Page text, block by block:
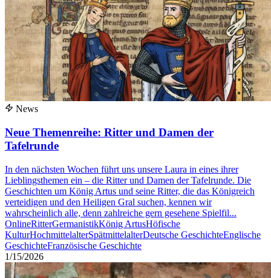
News
Neue Themenreihe: Ritter und Damen der
Tafelrunde
In den nächsten Wochen führt uns unsere Laura in eines ihrer
Lieblingsthemen ein – die Ritter und Damen der Tafelrunde. Die
Geschichten um König Artus und seine Ritter, die das Königreich
verteidigen und den Heiligen Gral suchen, kennen wir
wahrscheinlich alle, denn zahlreiche gern gesehene Spielfil...
OnlineRitterGermanistikKönig ArtusHöfische
KulturHochmittelalterSpätmittelalterDeutsche GeschichteEnglische
GeschichteFranzösische Geschichte
1/15/2026